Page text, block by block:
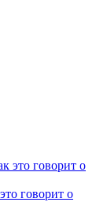
говорит о